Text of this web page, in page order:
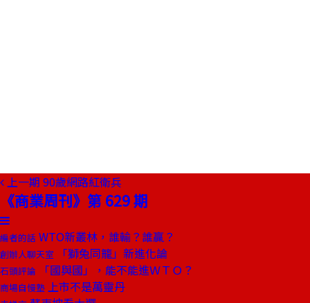
上一期 90歲網路紅衛兵
《商業周刊》第 629 期
編者的話 WTO新叢林，誰輸？誰贏？
創辦人聊天室 「獅兔同籠」新進化論
石頭評論 「國與國」，能不能進ＷＴＯ？
商場自慢塾 上市不是萬靈丹